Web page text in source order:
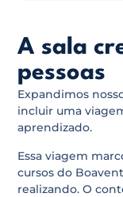
A sala
pessoas
Expandimos
incluir uma
aprendizado.
Essa viagem
cursos do
realizando. O